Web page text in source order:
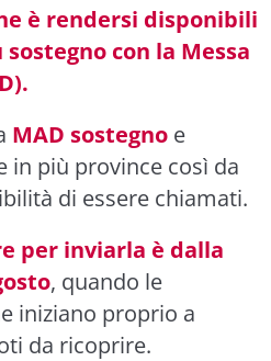
è rendersi disponibili
con la Messa
MAD sostegno e
in più province così da
di essere chiamati.
per inviarla è dalla
, quando le
iniziano proprio a
da ricoprire.